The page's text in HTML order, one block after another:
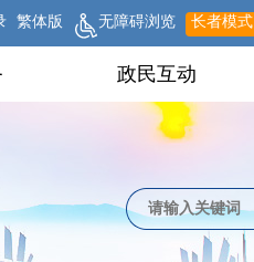
繁体版 无障碍浏览 长者模式
政民互动